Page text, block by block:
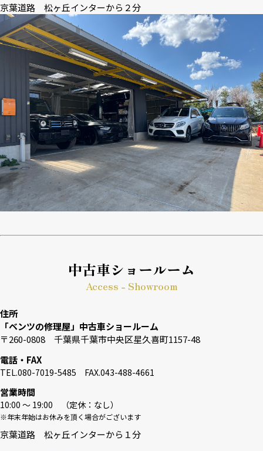
京葉道路 松ヶ丘インターから２分
中古車ショールーム
Access - Showroom
住所
「ベンツの修理屋」中古車ショールーム
〒260-0808 千葉県千葉市中央区星久喜町1157-48
電話・FAX
TEL.080-7019-5485 FAX.043-488-4661
営業時間
10:00 〜 19:00 （定休：なし）
※年末年始はお休みを頂く場合がございます
京葉道路 松ヶ丘インターから１分